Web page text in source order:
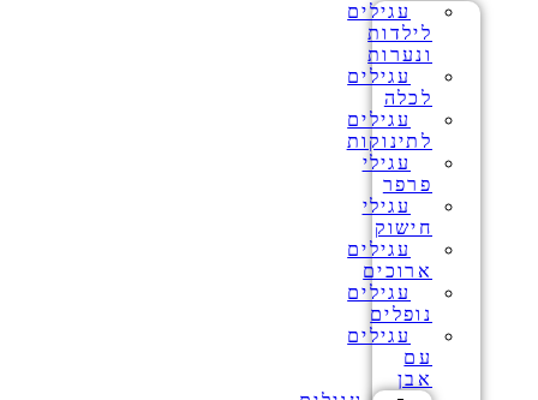
עגילים
לילדות
ונערות
עגילים
לכלה
עגילים
לתינוקות
עגילי
פרפר
עגילי
חישוק
עגילים
ארוכים
עגילים
נופלים
עגילים
עם
אבן